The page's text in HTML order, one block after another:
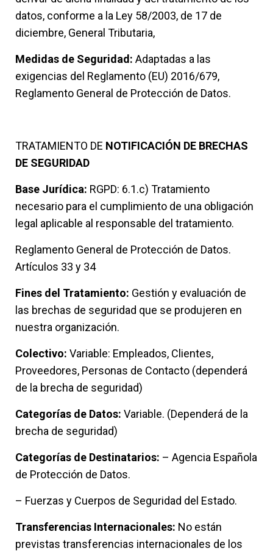
datos, conforme a la Ley 58/2003, de 17 de
diciembre, General Tributaria,
Medidas de Seguridad: Adaptadas a las
exigencias del Reglamento (EU) 2016/679,
Reglamento General de Protección de Datos.
TRATAMIENTO DE NOTIFICACIÓN DE BRECHAS
DE SEGURIDAD
Base Jurídica: RGPD: 6.1.c) Tratamiento
necesario para el cumplimiento de una obligación
legal aplicable al responsable del tratamiento.
Reglamento General de Protección de Datos.
Artículos 33 y 34
Fines del Tratamiento: Gestión y evaluación de
las brechas de seguridad que se produjeren en
nuestra organización.
Colectivo: Variable: Empleados, Clientes,
Proveedores, Personas de Contacto (dependerá
de la brecha de seguridad)
Categorías de Datos: Variable. (Dependerá de la
brecha de seguridad)
Categorías de Destinatarios: – Agencia Española
de Protección de Datos.
– Fuerzas y Cuerpos de Seguridad del Estado.
Transferencias Internacionales: No están
previstas transferencias internacionales de los